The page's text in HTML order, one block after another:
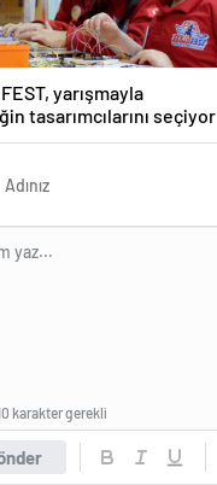
yarışmayla
tasarımcılarını seçiyor
karakter gerekli